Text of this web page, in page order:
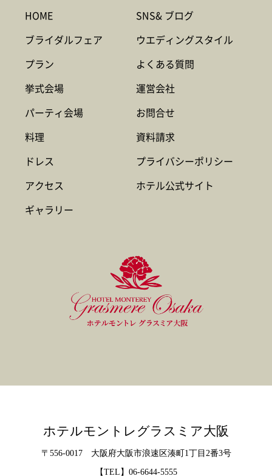
HOME
ブライダルフェア
プラン
挙式会場
パーティ会場
料理
ドレス
アクセス
ギャラリー
SNS& ブログ
ウエディングスタイル
よくある質問
運営会社
お問合せ
資料請求
プライバシーポリシー
ホテル公式サイト
ホテルモントレグラスミア大阪
〒556-0017 大阪府大阪市浪速区湊町1丁目2番3号
【TEL】 06-6644-5555